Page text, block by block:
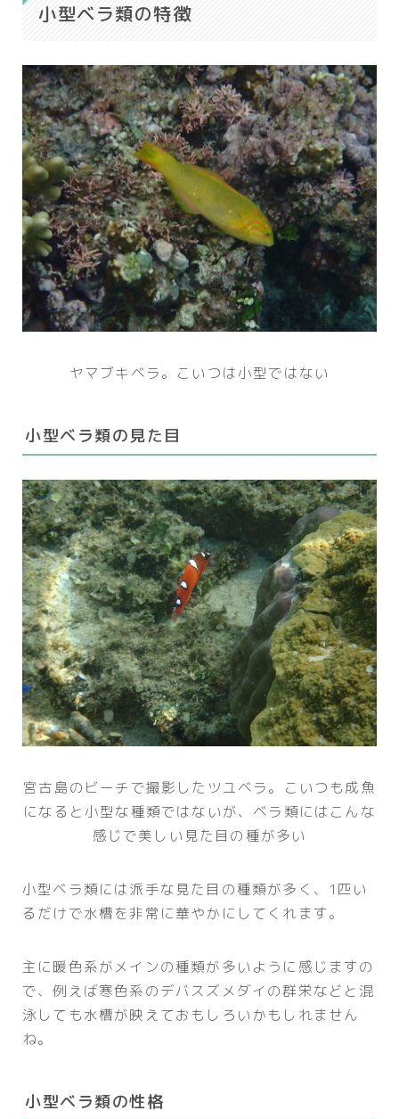
小型ベラ類の特徴
ヤマブキベラ。こいつは小型ではない
小型ベラ類の見た目
宮古島のビーチで撮影したツユベラ。こいつも成魚
になると小型な種類ではないが、ベラ類にはこんな
感じで美しい見た目の種が多い
小型ベラ類には派手な見た目の種類が多く、1匹い
るだけで水槽を非常に華やかにしてくれます。
主に暖色系がメインの種類が多いように感じますの
で、例えば寒色系のデバスズメダイの群栄などと混
泳しても水槽が映えておもしろいかもしれません
ね。
小型ベラ類の性格